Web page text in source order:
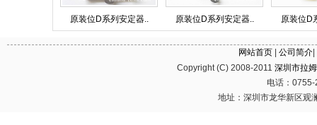
原装位D系列安定器.. 原装位D系列安定器.. 原装位D
网站首页 公司简介
Copyright (C) 2008-2011 深圳市拉
电话：
地址：深圳市龙华新区观